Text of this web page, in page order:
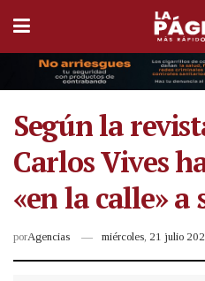
Según la
Carlos Vives
«en la calle» a
porAgencias miércoles, 21 julio